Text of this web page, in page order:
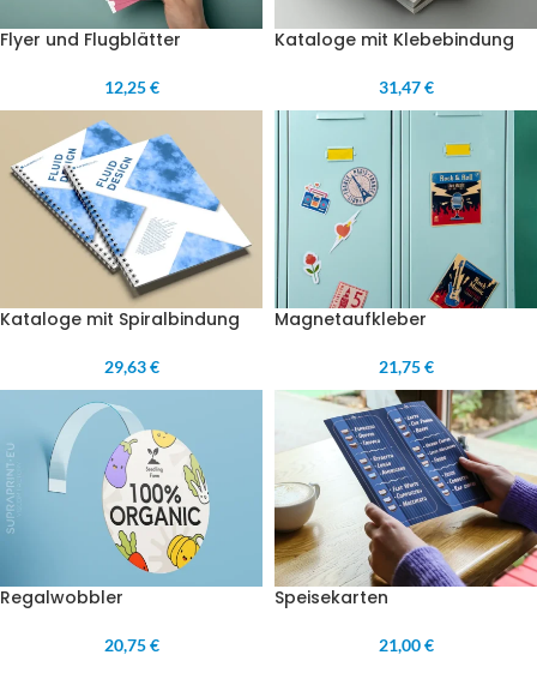
Flyer und Flugblätter
12,25 €
Kataloge mit Klebebindung
31,47 €
Kataloge mit Spiralbindung
29,63 €
Magnetaufkleber
21,75 €
Regalwobbler
20,75 €
Speisekarten
21,00 €